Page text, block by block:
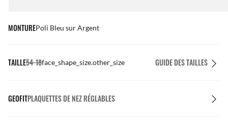
MONTUREPoli Bleu sur Argent
TAILLE54-18face_shape_size.other_size GUIDE DES TAILLES
GEOFITPLAQUETTES DE NEZ RÉGLABLES